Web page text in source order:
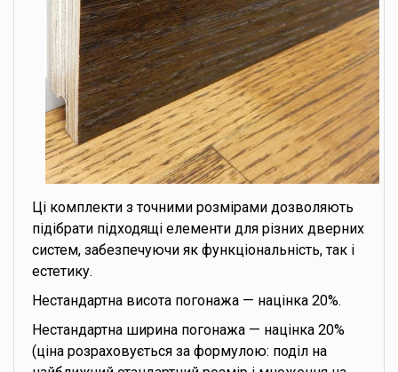
Ці комплекти з точними розмірами дозволяють
підібрати підходящі елементи для різних дверних
систем, забезпечуючи як функціональність, так і
естетику.
Нестандартна висота погонажа — націнка 20%.
Нестандартна ширина погонажа — націнка 20%
(ціна розраховується за формулою: поділ на